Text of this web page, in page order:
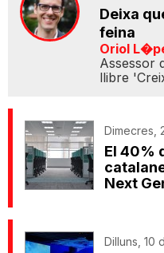
Deixa
feina
Oriol
Assessor
llibre
Dimecres,
El 40%
Next
Dilluns, 10